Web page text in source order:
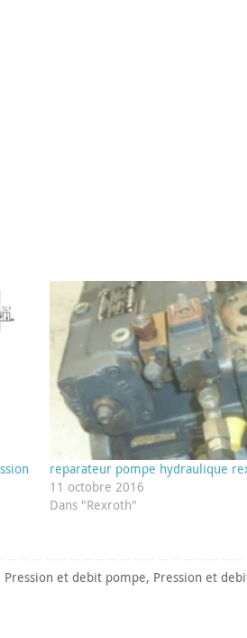
reparateur pompe hydraulique
11 octobre 2016
Dans "Rexroth"
Pression et debit pompe, Pression et